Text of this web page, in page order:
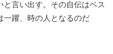
と言い出す。その自伝はベス
一躍、時の人となるのだ